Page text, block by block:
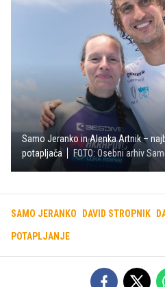
Samo Jeranko in Alenka Artnik –
potapljača
FOTO: Osebni arhiv
SAMO JERANKO DAVID STROPNIK
POTAPLJANJE